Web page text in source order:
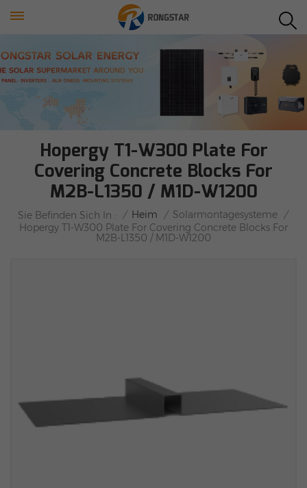
Hopergy T1-W300 Plate For
Covering Concrete Blocks For
M2B-L1350 / M1D-W1200
Sie Befinden Sich In : / Heim / Solarmontagesysteme /
Hopergy T1-W300 Plate For Covering Concrete Blocks For
M2B-L1350 / M1D-W1200